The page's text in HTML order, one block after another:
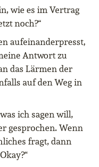
wie es im Vertrag
noch?“
aufeinanderpresst,
Antwort zu
das Lärmen der
auf den Weg in
ich sagen will,
gesprochen. Wenn
fragt, dann